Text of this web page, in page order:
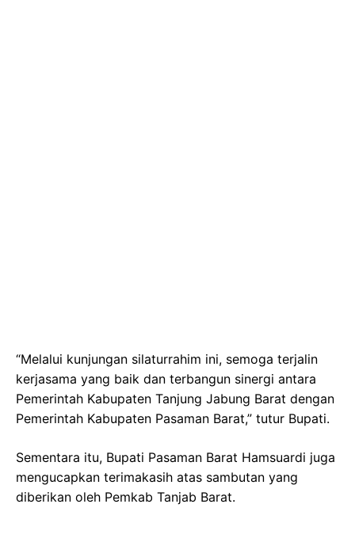
“Melalui kunjungan silaturrahim ini, semoga terjalin
kerjasama yang baik dan terbangun sinergi antara
Pemerintah Kabupaten Tanjung Jabung Barat dengan
Pemerintah Kabupaten Pasaman Barat,” tutur Bupati.
Sementara itu, Bupati Pasaman Barat Hamsuardi juga
mengucapkan terimakasih atas sambutan yang
diberikan oleh Pemkab Tanjab Barat.